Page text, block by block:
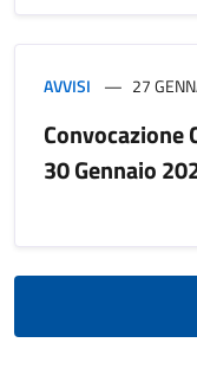
AVVISI 27
Convocazione
30 Gennaio